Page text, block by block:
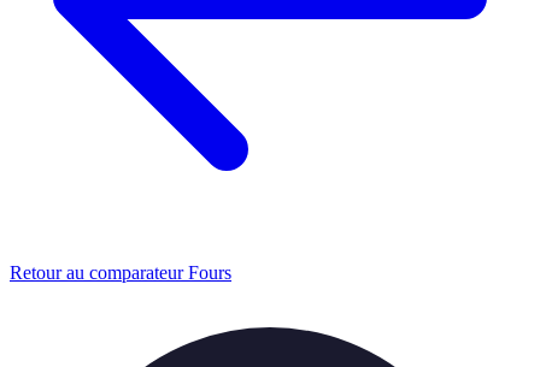
Retour au comparateur Fours